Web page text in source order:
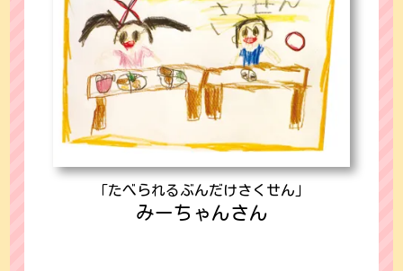
「たべられるぶんだけさくせん」
みーちゃんさん